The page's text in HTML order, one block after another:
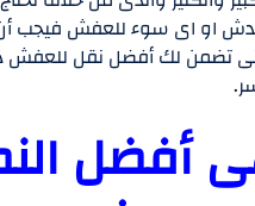
او اى سوء للعفش فيجب
تضمن لك أفضل نقل
أفضل